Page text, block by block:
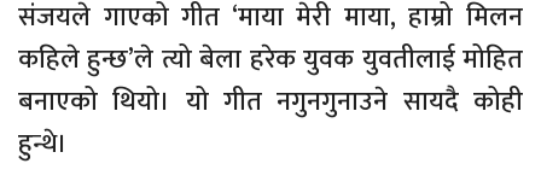
संजयले गाएको गीत ‘माया मेरी माया, हाम्रो मिलन
कहिले हुन्छ’ले त्यो बेला हरेक युवक युवतीलाई मोहित
बनाएको थियो। यो गीत नगुनगुनाउने सायदै कोही
हुन्थे।